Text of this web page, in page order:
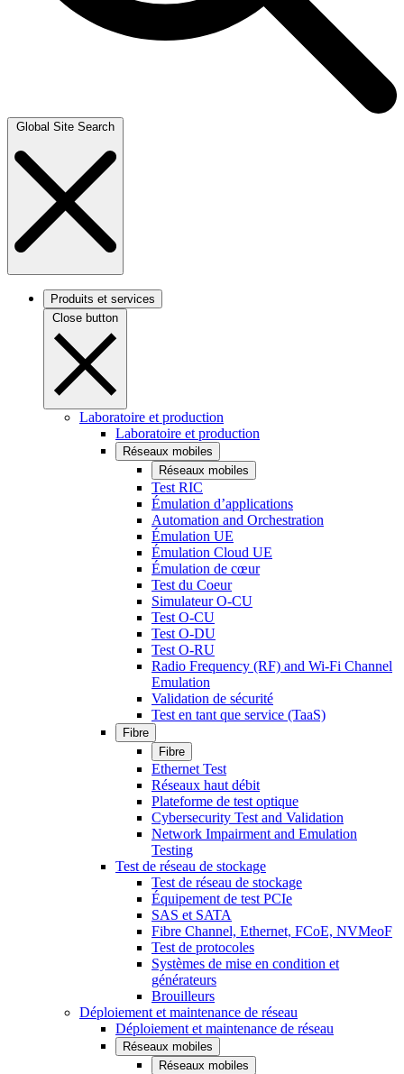
Global Site Search
Produits et services
Close button
Laboratoire et production
Laboratoire et production
Réseaux mobiles
Réseaux mobiles
Test RIC
Émulation d’applications
Automation and Orchestration
Émulation UE
Émulation Cloud UE
Émulation de cœur
Test du Coeur
Simulateur O-CU
Test O-CU
Test O-DU
Test O-RU
Radio Frequency (RF) and Wi-Fi Channel
Emulation
Validation de sécurité
Test en tant que service (TaaS)
Fibre
Fibre
Ethernet Test
Réseaux haut débit
Plateforme de test optique
Cybersecurity Test and Validation
Network Impairment and Emulation
Testing
Test de réseau de stockage
Test de réseau de stockage
Équipement de test PCIe
SAS et SATA
Fibre Channel, Ethernet, FCoE, NVMeoF
Test de protocoles
Systèmes de mise en condition et
générateurs
Brouilleurs
Déploiement et maintenance de réseau
Déploiement et maintenance de réseau
Réseaux mobiles
Réseaux mobiles